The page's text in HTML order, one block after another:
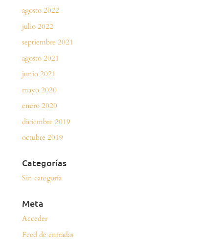
agosto 2022
julio 2022
septiembre 2021
agosto 2021
junio 2021
mayo 2020
enero 2020
diciembre 2019
octubre 2019
Categorías
Sin categoría
Meta
Acceder
Feed de entradas